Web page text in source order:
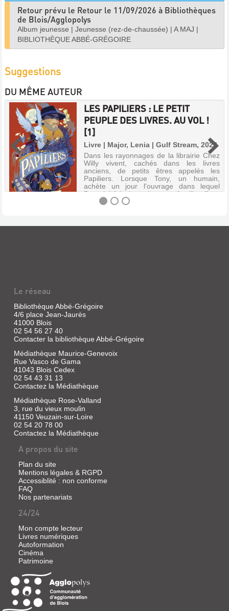
Retour prévu le Retour le 11/09/2026 à Bibliothèques
de Blois/Agglopolys
Album jeunesse | Jeunesse (rez-de-chaussée) | A MAJ |
BIBLIOTHÈQUE ABBÉ-GRÉGOIRE
Suggestions
DU MÊME AUTEUR
LES PAPILIERS : LE PETIT
PEUPLE DES LIVRES. AU VOL !
[1]
Livre | Major, Lenia | Gulf Stream, 2023
Dans les rayonnages de la librairie Chez
Willy vivent, cachés dans les livres
anciens, de petits êtres appelés les
Papiliers. Lorsque Tony, un humain,
achète un jour l'ouvrage dans lequel
Barnabé faisait sa sieste, sa famille affr...
PEUPLE
DES
LIVRES.
AU
VOL
!
[1]
Livre
Major,
Lenia
Gulf
Stream,
Dans
les
rayonnages
de
librairie
Chez
vivent,
dans
les
livres
anciens,
de
êtres
appelés
les
Papiliers.
Lorsque
Le réseau
Bibliothèque Abbé-Grégoire
4/6 place Jean-Jaurès
41000 Blois
02 54 56 27 40
Contacter la bibliothèque Abbé-Grégoire
Médiathèque Maurice-Genevoix
Rue Vasco de Gama
41043 Blois Cedex
02 54 43 31 13
Contactez la Médiathèque
Médiathèque Rose-Valland
3, rue du vieux moulin
41150 Veuzain-sur-Loire
02 54 20 78 00
Contactez la Médiathèque
A propos du site
Plan du site
Mentions légales & RGPD
Accessiblité : non conforme
FAQ
Nos partenariats
24/24
Mon compte lecteur
Livres numériques
Autoformation
Cinéma
Patrimoine